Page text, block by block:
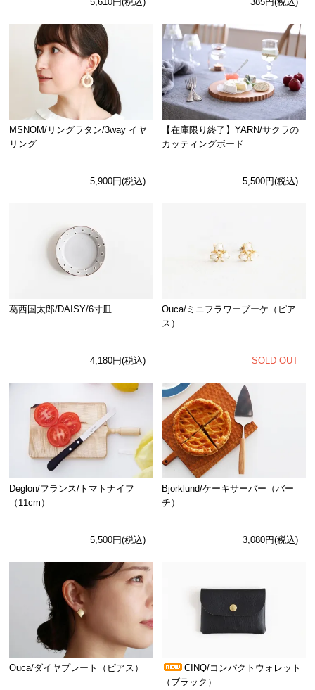
MSNOM/リングラタン/3way イヤ
リング
5,900円(税込)
【在庫限り終了】YARN/サクラの
カッティングボード
5,500円(税込)
葛西国太郎/DAISY/6寸皿
4,180円(税込)
Ouca/ミニフラワーブーケ（ピア
ス）
SOLD OUT
Deglon/フランス/トマトナイフ
（11cm）
5,500円(税込)
Bjorklund/ケーキサーバー（バー
チ）
3,080円(税込)
Ouca/ダイヤプレート（ピアス）
CINQ/コンパクトウォレット
（ブラック）